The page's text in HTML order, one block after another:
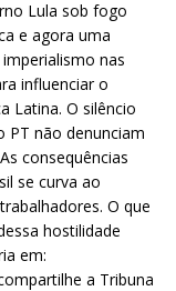
Lula sob fogo
e agora uma
nas
influenciar o
Latina. O silêncio
PT não denunciam
consequências
se curva ao
O que
hostilidade
em:
a Tribuna